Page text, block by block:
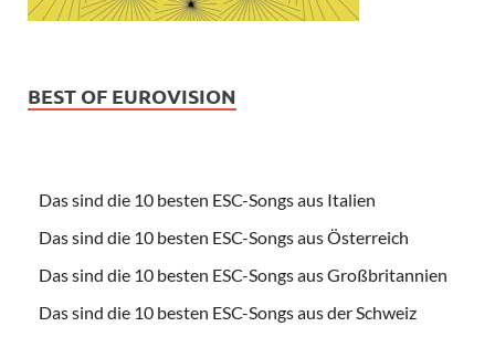
BEST OF EUROVISION
Das sind die 10 besten ESC-Songs aus Italien
Das sind die 10 besten ESC-Songs aus Österreich
Das sind die 10 besten ESC-Songs aus Großbritannien
Das sind die 10 besten ESC-Songs aus der Schweiz